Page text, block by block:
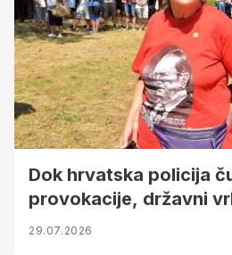
Dok hrvatska policija
provokacije, državni
29.07.2026